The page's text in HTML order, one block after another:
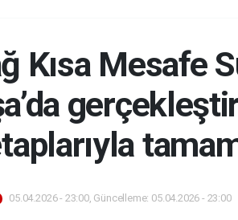
Kısa Mesafe
05.04.2026 - 23:00, Güncelleme: 05.04.2026 - 23:00